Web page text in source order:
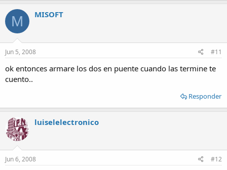
M MISOFT
Jun 5, 2008 #11
ok entonces armare los dos en puente cuando las termine te
cuento..
Responder
luiselelectronico
Jun 6, 2008 #12